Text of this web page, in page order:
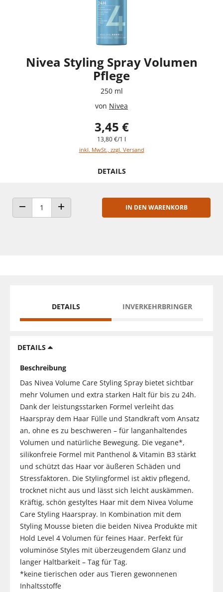
Nivea Styling Spray Volumen
Pflege
250 ml
von Nivea
3,45 €
13,80 €/1 l
inkl. MwSt., zzgl. Versand
DETAILS
ANZAHL VERRINGERNANZAHL ERHÖHEN
IN DEN WARENKORB
DETAILS INVERKEHRBRINGER
DETAILS
Beschreibung
Das Nivea Volume Care Styling Spray bietet sichtbar
mehr Volumen und extra starken Halt für bis zu 24h.
Dank der leistungsstarken Formel verleiht das
Haarspray dem Haar Fülle und Standkraft vom Ansatz
an, ohne es zu beschweren – für langanhaltendes
Volumen und natürliche Bewegung. Die vegane*,
silikonfreie Formel mit Panthenol & Vitamin B3 stärkt
und schützt das Haar vor äußeren Schäden und
Stressfaktoren. Die Stylingformel ist aktiv pflegend,
trocknet nicht aus und lässt sich leicht auskämmen.
Kräftig, schön gestyltes Haar mit dem Nivea Volume
Care Styling Haarspray. In Kombination mit dem
Styling Mousse bieten die beiden Nivea Produkte mit
Hold Level 4 Volumen für feines Haar. Perfekt für
voluminöse Styles mit überzeugendem Glanz und
langer Haltbarkeit – Tag für Tag.
*keine tierischen oder aus Tieren gewonnenen
Inhaltsstoffe